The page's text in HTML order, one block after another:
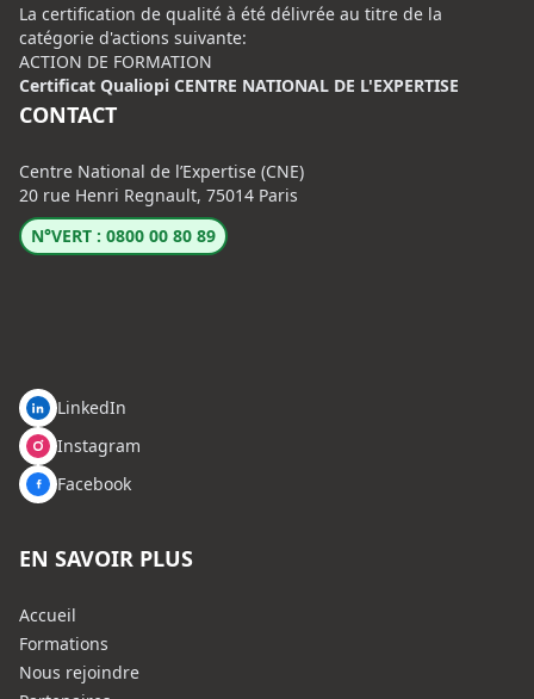
La certification de qualité à été délivrée au titre de la
catégorie d'actions suivante:
ACTION DE FORMATION
Certificat Qualiopi CENTRE NATIONAL DE L'EXPERTISE
CONTACT
Centre National de l’Expertise (CNE)
20 rue Henri Regnault, 75014 Paris
N°VERT : 0800 00 80 89
LinkedIn
Instagram
Facebook
EN SAVOIR PLUS
Accueil
Formations
Nous rejoindre